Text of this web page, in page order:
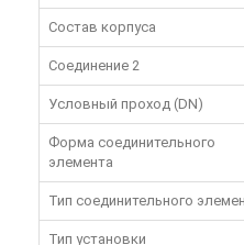
Состав корпуса
Соединение 2
Условный проход (DN)
Форма соединительного
элемента
Тип соединительного
Тип установки